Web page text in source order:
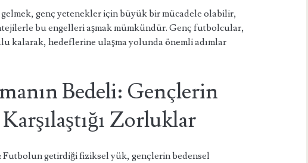
genç yetenekler için büyük bir mücadele olabilir,
bu engelleri aşmak mümkündür. Genç futbolcular,
kalarak, hedeflerine ulaşma yolunda önemli adımlar
Bedeli: Gençlerin
Zorluklar
Futbolun getirdiği fiziksel yük, gençlerin bedensel